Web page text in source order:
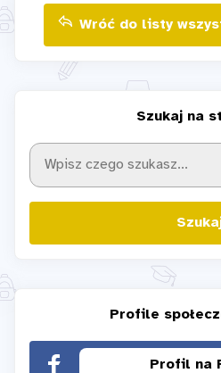
Wróć do listy
Szukaj na
Profile
Profil na